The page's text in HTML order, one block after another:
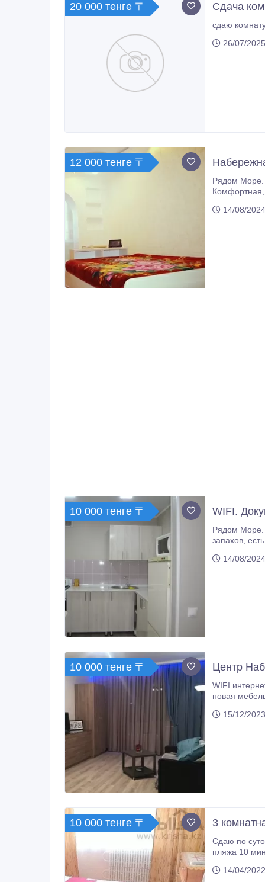
20 000 тенге 〒 Сдача
26/07/
12 000 тенге 〒
Рядом Море. 5-7
Комфортная, ухоженная квартира. Новая Мебель, техника, сантехника. Белье чистое, отглаженное, полотенца махровые. Посуда
14/08/
10 000 тенге 〒 WIFI.
Рядом Море. пляж, парк АкБота, аттракционы, яхты, колесо обозрения. площадь
запахов, есть всё для комфортного проживания: Сплит-система. Wi-Fi интернет, кабельное ТВ, мебель и бытовая техника, посуда
14/08/
10 000 тенге 〒 Центр
WIFI интернет. Документы отчетные.
новая мебель и бытовая техника, посуда,
Inn" и15/12/
10 000 тенге 〒 3
Сдаю по
пляжа 10 мин
14/04/